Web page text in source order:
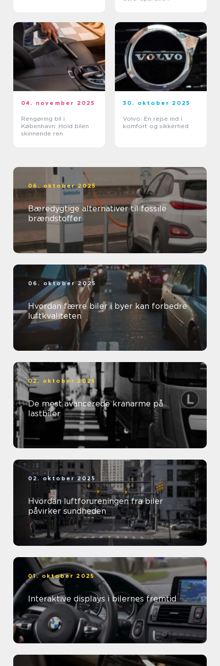
04. november 2025
Rengøring bil i
København: Hold bilen
skinnende ren
30. oktober 2025
Volvo: En rejse ind i
komfort og sikkerhed
06. oktober 2025
Bæredygtige alternativer til fossile
brændstoffer
06. oktober 2025
Hvordan færre biler i byer kan forbedre
luftkvaliteten
02. oktober 2025
De mest avancerede kranarme på
lastbiler
02. oktober 2025
Hvordan luftforureningen fra biler
påvirker sundheden
01. oktober 2025
Interaktive displays i bilernes fremtid